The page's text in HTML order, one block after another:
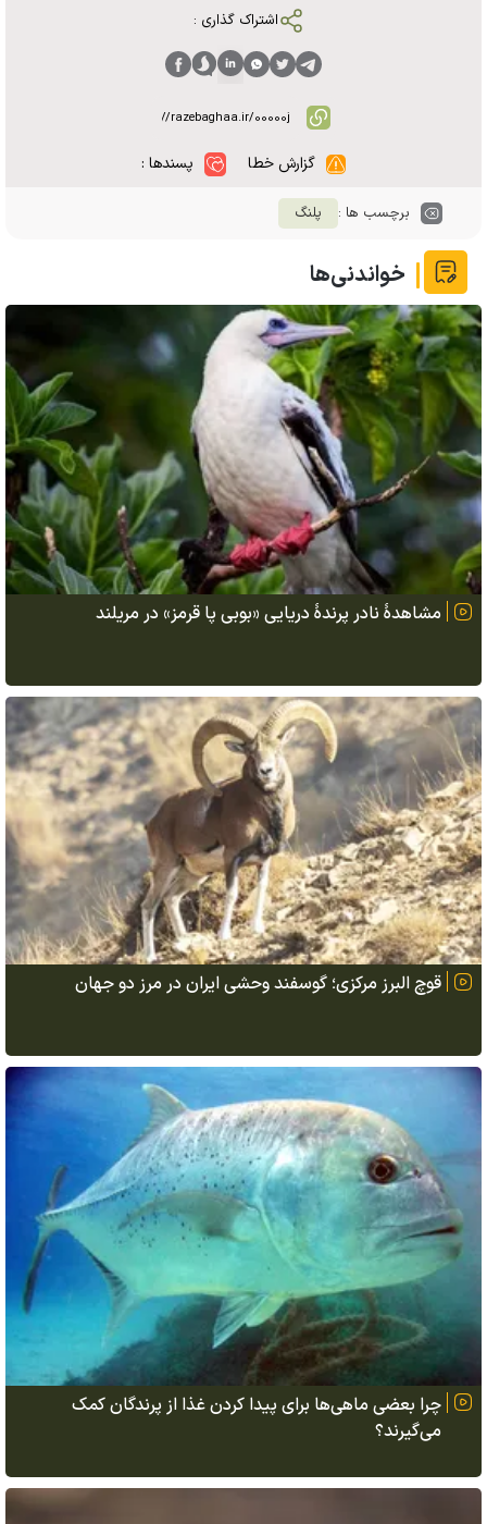
اشتراک گذاری :
گزارش خطا پسندها :
برچسب ها : پلنگ
خواندنی‌ها
مشاهدهٔ نادر پرندهٔ دریایی «بوبی پا قرمز» در مریلند
قوچ البرز مرکزی؛ گوسفند وحشی ایران در مرز دو جهان
چرا بعضی ماهی‌ها برای پیدا کردن غذا از پرندگان کمک
می‌گیرند؟